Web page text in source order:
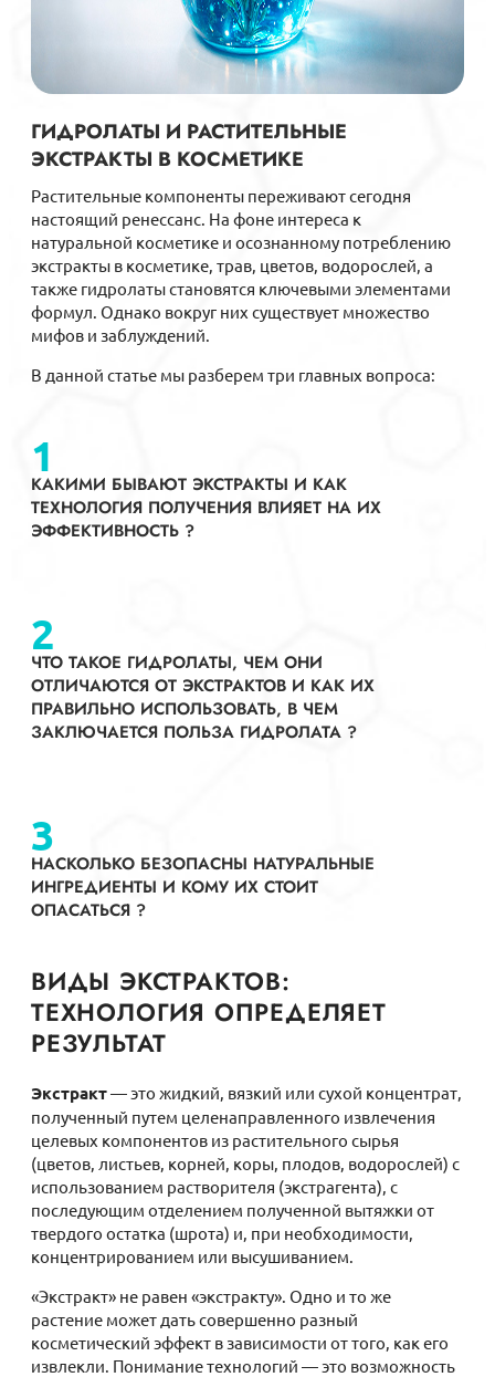
ГИДРОЛАТЫ И РАСТИТЕЛЬНЫЕ
ЭКСТРАКТЫ В КОСМЕТИКЕ
Растительные компоненты переживают сегодня
настоящий ренессанс. На фоне интереса к
натуральной косметике и осознанному потреблению
экстракты в косметике, трав, цветов, водорослей, а
также гидролаты становятся ключевыми элементами
формул. Однако вокруг них существует множество
мифов и заблуждений.
В данной статье мы разберем три главных вопроса:
1
КАКИМИ БЫВАЮТ ЭКСТРАКТЫ И КАК
ТЕХНОЛОГИЯ ПОЛУЧЕНИЯ ВЛИЯЕТ НА ИХ
ЭФФЕКТИВНОСТЬ ?
2
ЧТО ТАКОЕ ГИДРОЛАТЫ, ЧЕМ ОНИ
ОТЛИЧАЮТСЯ ОТ ЭКСТРАКТОВ И КАК ИХ
ПРАВИЛЬНО ИСПОЛЬЗОВАТЬ, В ЧЕМ
ЗАКЛЮЧАЕТСЯ ПОЛЬЗА ГИДРОЛАТА ?
3
НАСКОЛЬКО БЕЗОПАСНЫ НАТУРАЛЬНЫЕ
ИНГРЕДИЕНТЫ И КОМУ ИХ СТОИТ
ОПАСАТЬСЯ ?
ВИДЫ ЭКСТРАКТОВ:
ТЕХНОЛОГИЯ ОПРЕДЕЛЯЕТ
РЕЗУЛЬТАТ
Экстракт— это жидкий, вязкий или сухой концентрат,
полученный путем целенаправленного извлечения
целевых компонентов из растительного сырья
(цветов, листьев, корней, коры, плодов, водорослей) с
использованием растворителя (экстрагента), с
последующим отделением полученной вытяжки от
твердого остатка (шрота) и, при необходимости,
концентрированием или высушиванием.
«Экстракт» не равен «экстракту». Одно и то же
растение может дать совершенно разный
косметический эффект в зависимости от того, как его
извлекли. Понимание технологий — это возможность